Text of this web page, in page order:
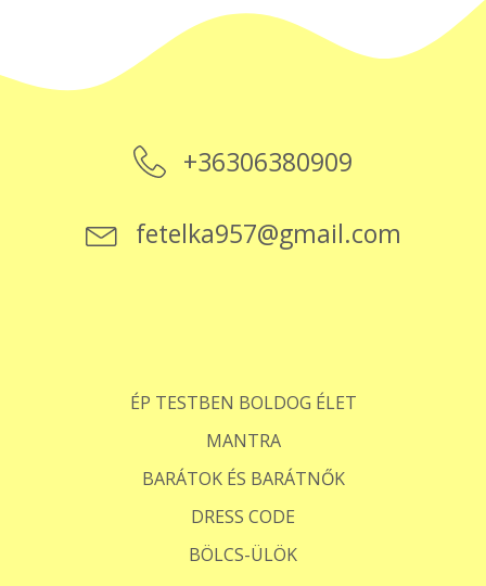
+36306380909
fetelka957@gmail.com
ÉP TESTBEN BOLDOG ÉLET
MANTRA
BARÁTOK ÉS BARÁTNŐK
DRESS CODE
BÖLCS-ÜLÖK